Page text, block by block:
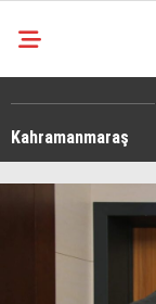
Kahramanmaraş